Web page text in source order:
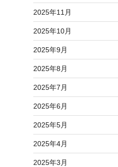
2025年11月
2025年10月
2025年9月
2025年8月
2025年7月
2025年6月
2025年5月
2025年4月
2025年3月